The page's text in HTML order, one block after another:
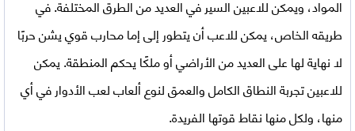
المواد، ويمكن للاعبين السير في العديد من الطرق المختلفة. في
طريقه الخاص، يمكن للاعب أن يتطور إلى إما محارب قوي يشن حربًا
لا نهاية لها على العديد من الأراضي أو ملكًا يحكم المنطقة. يمكن
للاعبين تجربة النطاق الكامل والعمق لنوع ألعاب لعب الأدوار في أي
منها، ولكل منها نقاط قوتها الفريدة.